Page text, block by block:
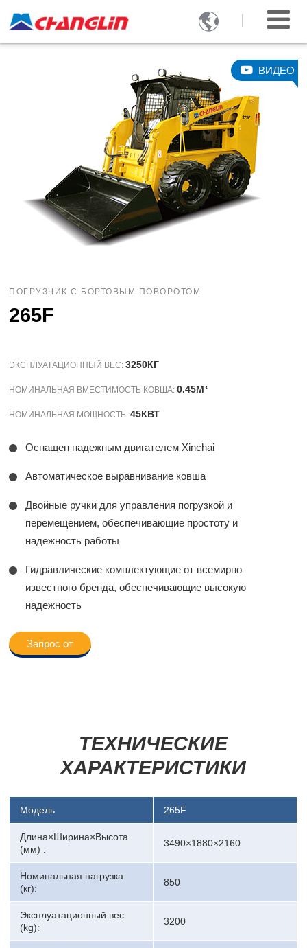

ПОГРУЗЧИК С БОРТОВЫМ ПОВОРОТОМ
265F
ЭКСПЛУАТАЦИОННЫЙ ВЕС:3250КГ
НОМИНАЛЬНАЯ ВМЕСТИМОСТЬ КОВША:0.45M³
НОМИНАЛЬНАЯ МОЩНОСТЬ:45КВТ
Оснащен надежным двигателем Xinchai
Автоматическое выравнивание ковша
Двойные ручки для управления погрузкой и
перемещением, обеспечивающие простоту и
надежность работы
Гидравлические комплектующие от всемирно
известного бренда, обеспечивающие высокую
надежность
Запрос от
ВИДЕО
ТЕХНИЧЕСКИЕ
ХАРАКТЕРИСТИКИ
Модель 265F
Длина×Ширина×Высота
(мм) :
3490×1880×2160
Номинальная нагрузка
(кг):
850
Эксплуатационный вес
(kg):
3200